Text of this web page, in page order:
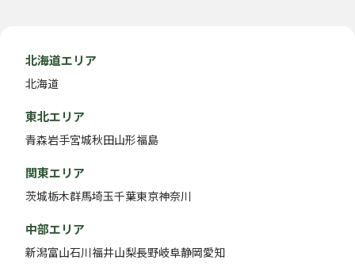
北海道エリア
北海道
東北エリア
青森岩手宮城秋田山形福島
関東エリア
茨城栃木群馬埼玉千葉東京神奈川
中部エリア
新潟富山石川福井山梨長野岐阜静岡愛知